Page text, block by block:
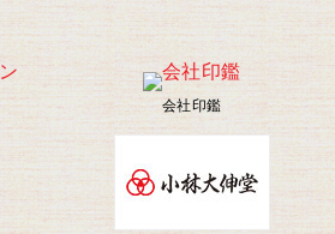
会社印鑑